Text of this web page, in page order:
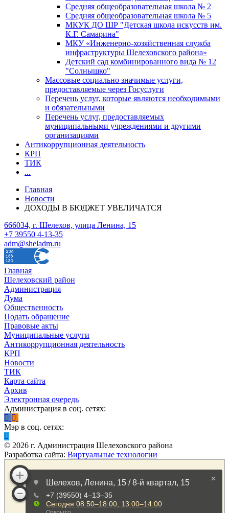
Средняя общеобразовательная школа № 2
Средняя общеобразовательная школа № 5
МКУК ДО ШР "Детская школа искусств им.
К.Г. Самарина"
МКУ «Инженерно-хозяйственная служба
инфраструктуры Шелеховского района»
Детский сад комбинированного вида № 12
"Солнышко"
Массовые социально значимые услуги,
предоставляемые через Госуслуги
Перечень услуг, которые являются необходимыми
и обязательными
Перечень услуг, предоставляемых
муниципальными учреждениями и другими
организациями
Антикоррупционная деятельность
КРП
ТИК
...
Главная
Новости
ДОХОДЫ В БЮДЖЕТ УВЕЛИЧАТСЯ
666034, г. Шелехов, улица Ленина, 15
+7 39550 4-13-35
adm@sheladm.ru
Главная
Шелеховский район
Администрация
Дума
Общественность
Подать обращение
Правовые акты
Муниципальные услуги
Антикоррупционная деятельность
КРП
Новости
ТИК
Карта сайта
Архив
Электронная очередь
Администрация в соц. сетях:
Мэр в соц. сетях:
© 2026 г. Администрация Шелеховского района
Разработка сайта: Виртуальные технологии